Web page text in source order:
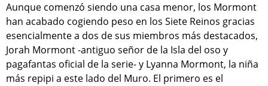
Aunque comenzó siendo una casa menor, los Mormont
han acabado cogiendo peso en los Siete Reinos gracias
esencialmente a dos de sus miembros más destacados,
Jorah Mormont -antiguo señor de la Isla del oso y
pagafantas oficial de la serie- y Lyanna Mormont, la niña
más repipi a este lado del Muro. El primero es el